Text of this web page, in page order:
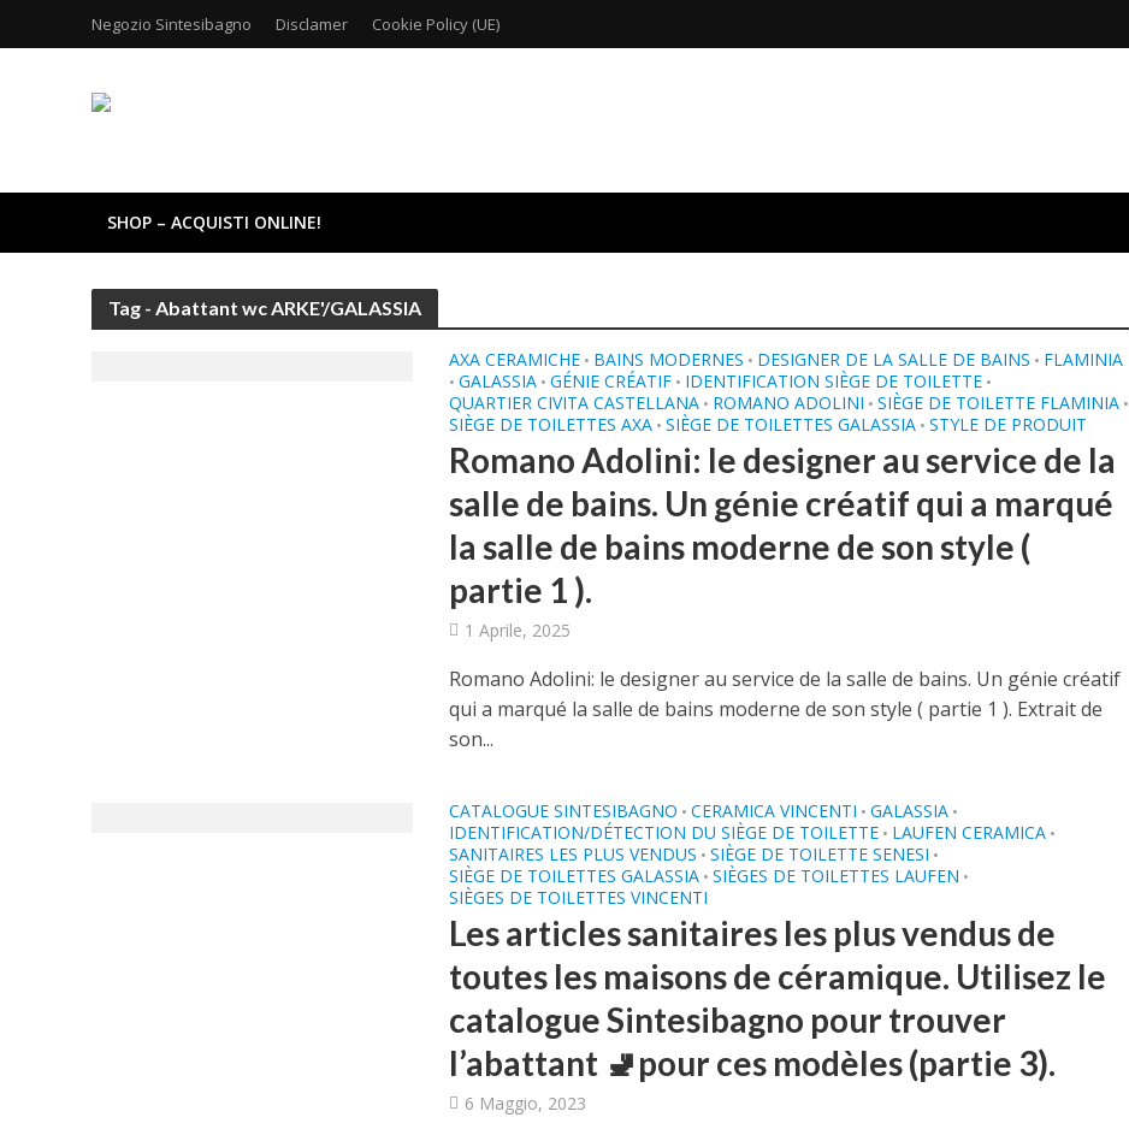
Negozio Sintesibagno Disclamer Cookie Policy (UE)
SHOP – ACQUISTI ONLINE!
Tag - Abattant wc ARKE'/GALASSIA
AXA CERAMICHE • BAINS MODERNES • DESIGNER DE LA SALLE DE BAINS • FLAMINIA
• GALASSIA • GÉNIE CRÉATIF • IDENTIFICATION SIÈGE DE TOILETTE •
QUARTIER CIVITA CASTELLANA • ROMANO ADOLINI • SIÈGE DE TOILETTE FLAMINIA •
SIÈGE DE TOILETTES AXA • SIÈGE DE TOILETTES GALASSIA • STYLE DE PRODUIT
Romano Adolini: le designer au service de la
salle de bains. Un génie créatif qui a marqué
la salle de bains moderne de son style (
partie 1 ).
1 Aprile, 2025
Romano Adolini: le designer au service de la salle de bains. Un génie créatif
qui a marqué la salle de bains moderne de son style ( partie 1 ). Extrait de
son...
CATALOGUE SINTESIBAGNO • CERAMICA VINCENTI • GALASSIA •
IDENTIFICATION/DÉTECTION DU SIÈGE DE TOILETTE • LAUFEN CERAMICA •
SANITAIRES LES PLUS VENDUS • SIÈGE DE TOILETTE SENESI •
SIÈGE DE TOILETTES GALASSIA • SIÈGES DE TOILETTES LAUFEN •
SIÈGES DE TOILETTES VINCENTI
Les articles sanitaires les plus vendus de
toutes les maisons de céramique. Utilisez le
catalogue Sintesibagno pour trouver
l’abattant 🚽pour ces modèles (partie 3).
6 Maggio, 2023